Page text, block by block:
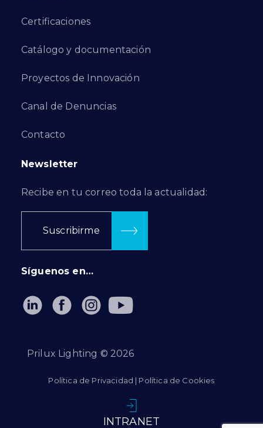
Certificaciones
Catálogo y documentación
Proyectos de Innovación
Canal de Denuncias
Contacto
Newsletter
Recibe en tu correo toda la actualidad:
Suscribirme
Síguenos en…
Prilux Lighting © 2026
Política de Privacidad | Política de Cookies
INTRANET